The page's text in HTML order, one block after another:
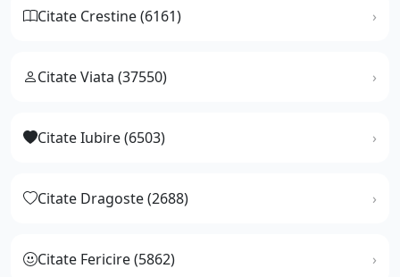
Citate Crestine (6161)
Citate Viata (37550)
Citate Iubire (6503)
Citate Dragoste (2688)
Citate Fericire (5862)